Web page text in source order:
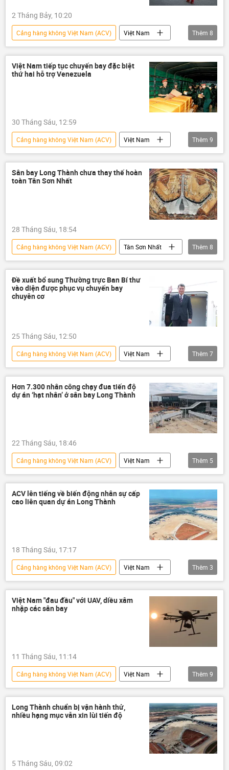
2 Tháng Bảy, 10:20
Cảng hàng không Việt Nam (ACV)
Việt Nam
thông tin
hàng không
giàu có
nhà giàu
tỷ phú
máy bay
Kinh doanh
doanh nhân
Thêm 8
Việt Nam tiếp tục chuyến bay đặc biệt
thứ hai hỗ trợ Venezuela
30 Tháng Sáu, 12:59
Cảng hàng không Việt Nam (ACV)
Việt Nam
thông tin
Venezuela
trận động đất
thiên tai
Bộ Ngoại giao Việt Nam
Thêm 9
Sân bay Long Thành chưa thay thế hoàn
toàn Tân Sơn Nhất
28 Tháng Sáu, 18:54
Cảng hàng không Việt Nam (ACV)
Tân Sơn Nhất
Long Thành
Sân bay Long Thành
Việt Nam
Bộ Xây dựng
Bộ Tài Chính VN
Lê Minh Hưng
Thêm 8
Đề xuất bổ sung Thường trực Ban Bí thư
vào diện được phục vụ chuyến bay
chuyên cơ
25 Tháng Sáu, 12:50
Cảng hàng không Việt Nam (ACV)
Việt Nam
thông tin
hàng không
Hàng Không Việt Nam
cảng hàng không
chuyên cơ
Chính trị chuyến thăm
Thêm 7
Hơn 7.300 nhân công chạy đua tiến độ
dự án ‘hạt nhân’ ở sân bay Long Thành
22 Tháng Sáu, 18:46
Cảng hàng không Việt Nam (ACV)
Việt Nam
thông tin
cảng hàng không
Long Thành
Sân bay Kinh tế
Thêm 5
ACV lên tiếng về biến động nhân sự cấp
cao liên quan dự án Long Thành
18 Tháng Sáu, 17:17
Cảng hàng không Việt Nam (ACV)
Việt Nam
cảng hàng không
Long Thành
thông tin
Thêm 3
Việt Nam "đau đầu" với UAV, diều xâm
nhập các sân bay
11 Tháng Sáu, 11:14
Cảng hàng không Việt Nam (ACV)
Việt Nam
thông tin
hàng không
Hàng Không Việt Nam
cảng hàng không
Cục Hàng không Việt Nam
Thêm 9
Long Thành chuẩn bị vận hành thử,
nhiều hạng mục vẫn xin lùi tiến độ
5 Tháng Sáu, 09:02